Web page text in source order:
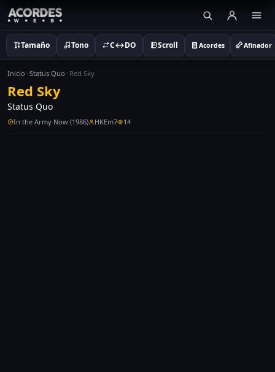
Tamaño Tono C↔DO Scroll Acordes Afinador
Inicio Status Quo Red Sky
Red Sky
Status Quo
In the Army Now (1986) HKEm7 14